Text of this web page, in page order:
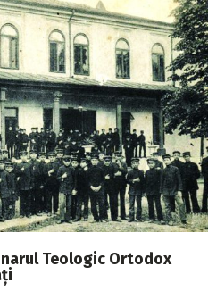
Teologic Ortodox